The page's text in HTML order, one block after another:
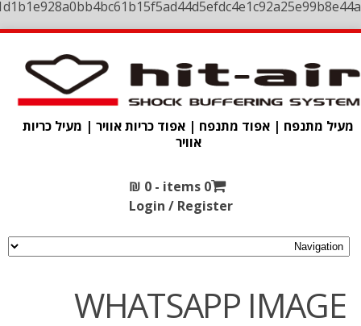
מעיל מתנפח | אפוד מתנפח | אפוד כריות אוויר | מעיל כריות
אוויר
0 items -
₪ 0
Login / Register
WHATSAPP IMAGE